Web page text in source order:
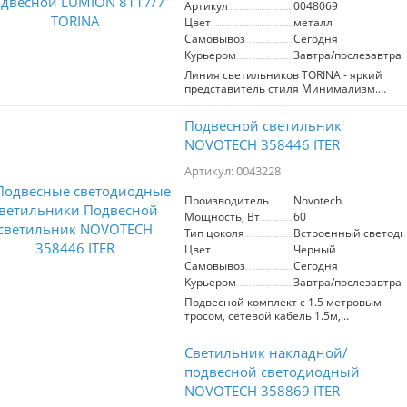
Артикул
0048069
Цвет
металл
Самовывоз
Сегодня
Курьером
Завтра/послезавтра
Линия светильников TORINA - яркий
представитель стиля Минимализм.
Простые формы, лаконичный дизайн,
светильники этой линии
универсальными моделями для
использование в светильнике цоколя
очень практичными.
Подвесной светильник
NOVOTECH 358446 ITER
Артикул: 0043228
Производитель
Novotech
Мощность, Вт
60
Тип цоколя
Встроенный
Цвет
Черный
Самовывоз
Сегодня
Курьером
Завтра/послезавтра
Подвесной комплект с 1.5 метровым
тросом, сетевой кабель 1.5м,
соединитель прямой, пластина для
Светильник накладной/
подвесной светодиодный
NOVOTECH 358869 ITER